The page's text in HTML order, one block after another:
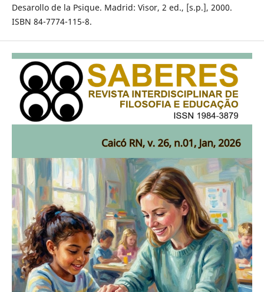
Desarollo de la Psique. Madrid: Visor, 2 ed., [s.p.], 2000.
ISBN 84-7774-115-8.